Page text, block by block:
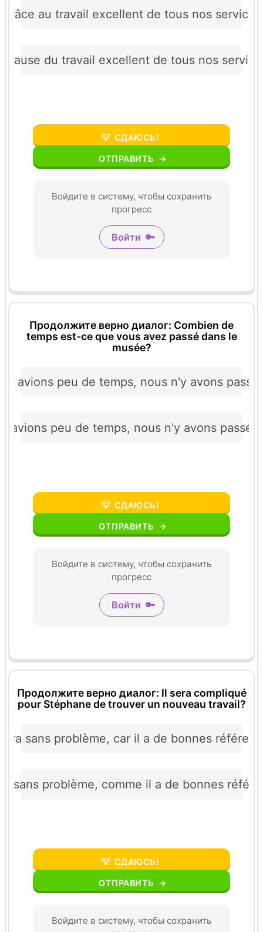
Grâce au travail excellent de tous nos services
cause du travail excellent de tous nos
💡 СДАЮСЬ!
ОТПРАВИТЬ →
Войдите в систему, чтобы сохранить
прогресс
Войти 🔑
Продолжите верно диалог: Combien de
temps est-ce que vous avez passé dans le
musée?
avions peu de temps, nous n'y avons
avions peu de temps, nous n'y avons passé
💡 СДАЮСЬ!
ОТПРАВИТЬ →
Войдите в систему, чтобы сохранить
прогресс
Войти 🔑
Продолжите верно диалог: Il sera compliqué
pour Stéphane de trouver un nouveau travail?
sans problème, car il a de bonnes
sans problème, comme il a de bonnes
💡 СДАЮСЬ!
ОТПРАВИТЬ →
Войдите в систему, чтобы сохранить